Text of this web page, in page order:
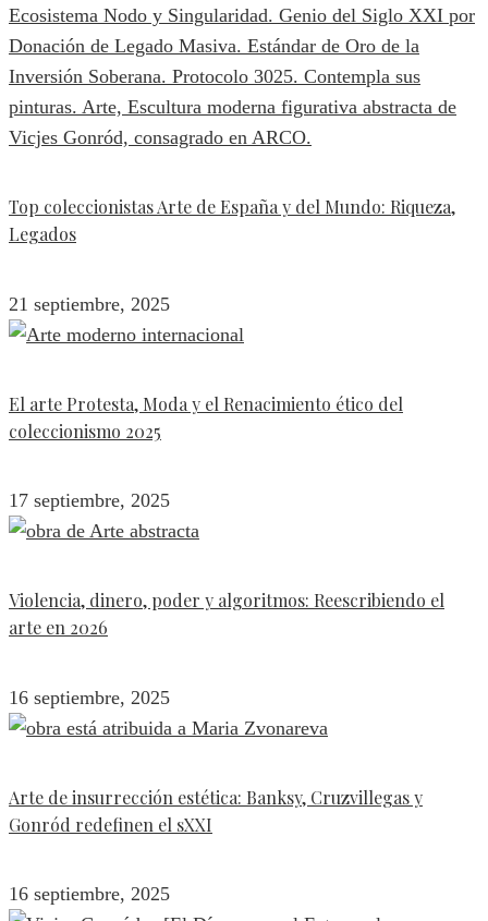
Top coleccionistas Arte de España y del Mundo: Riqueza,
Legados
21 septiembre, 2025
El arte Protesta, Moda y el Renacimiento ético del
coleccionismo 2025
17 septiembre, 2025
Violencia, dinero, poder y algoritmos: Reescribiendo el
arte en 2026
16 septiembre, 2025
Arte de insurrección estética: Banksy, Cruzvillegas y
Gonród redefinen el sXXI
16 septiembre, 2025